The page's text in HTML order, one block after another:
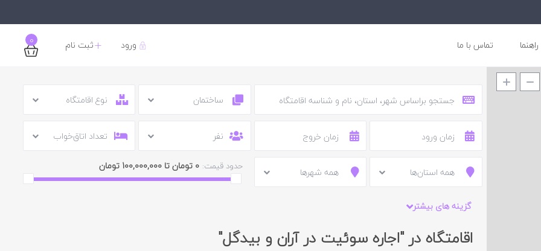
0 ورود ثبت نام راهنما تماس با ما
ساختمان نوع اقامتگاه
نفر تعداد اتاق‌خواب
همه استان‌ها همه شهرها حدود قیمت: 0 تومان تا 100,000,000 تومان
گزینه های بیشتر
اقامتگاه در "اجاره سوئیت در آران و بیدگل"